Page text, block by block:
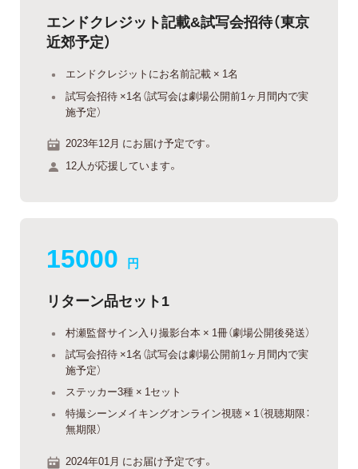
エンドクレジット記載&試写会招待（東京
近郊予定）
エンドクレジットにお名前記載 × 1名
試写会招待 ×1名（試写会は劇場公開前1ヶ月間内で実
施予定）
2023年12月 にお届け予定です。
12人が応援しています。
15000 円
リターン品セット1
村瀬監督サイン入り撮影台本 × 1冊（劇場公開後発送）
試写会招待 ×1名（試写会は劇場公開前1ヶ月間内で実
施予定）
ステッカー3種 × 1セット
特撮シーンメイキングオンライン視聴 × 1（視聴期限：
無期限）
2024年01月 にお届け予定です。